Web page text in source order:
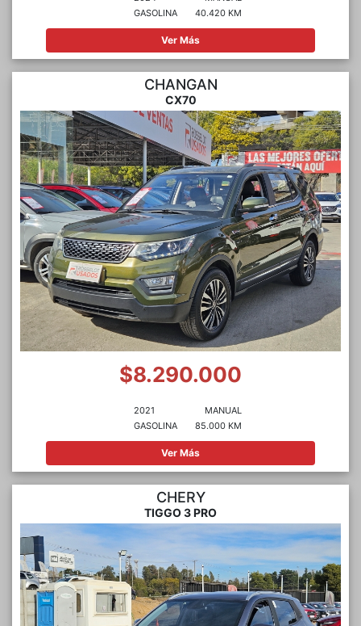
GASOLINA
40.420 KM
Ver Más
CHANGAN
CX70
$8.290.000
2021
GASOLINA
MANUAL
85.000 KM
Ver Más
CHERY
TIGGO 3 PRO